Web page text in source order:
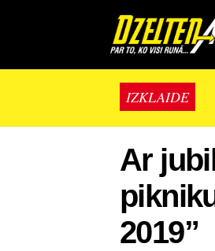
IZKLAIDE
Ar
2019”